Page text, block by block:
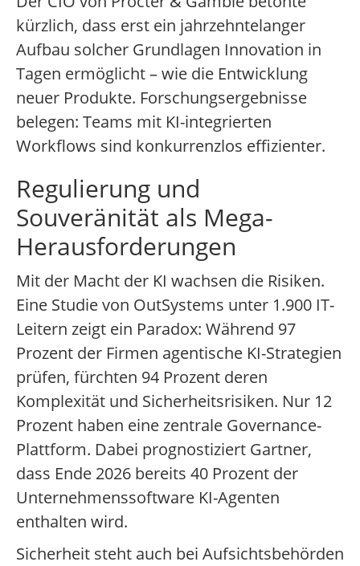
kürzlich, dass erst ein jahrzehntelanger
Aufbau solcher Grundlagen Innovation in
Tagen ermöglicht – wie die Entwicklung
neuer Produkte. Forschungsergebnisse
belegen: Teams mit KI-integrierten
Workflows sind konkurrenzlos effizienter.
Regulierung und
Souveränität als Mega-
Herausforderungen
Mit der Macht der KI wachsen die Risiken.
Eine Studie von OutSystems unter 1.900 IT-
Leitern zeigt ein Paradox: Während 97
Prozent der Firmen agentische KI-Strategien
prüfen, fürchten 94 Prozent deren
Komplexität und Sicherheitsrisiken. Nur 12
Prozent haben eine zentrale Governance-
Plattform. Dabei prognostiziert Gartner,
dass Ende 2026 bereits 40 Prozent der
Unternehmenssoftware KI-Agenten
enthalten wird.
Sicherheit steht auch bei Aufsichtsbehörden